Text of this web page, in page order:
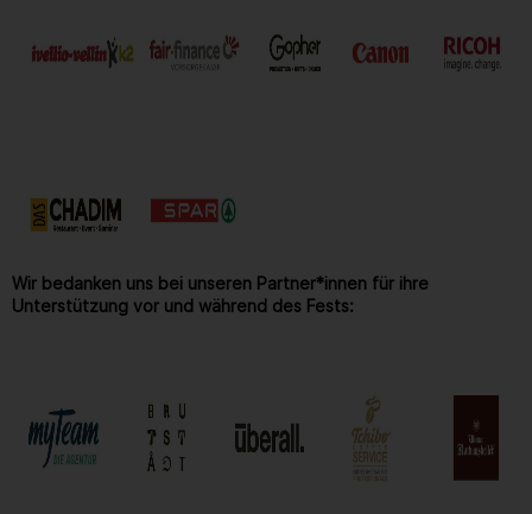
Wir bedanken uns bei unseren Partner*innen für ihre
Unterstützung vor und während des Fests: